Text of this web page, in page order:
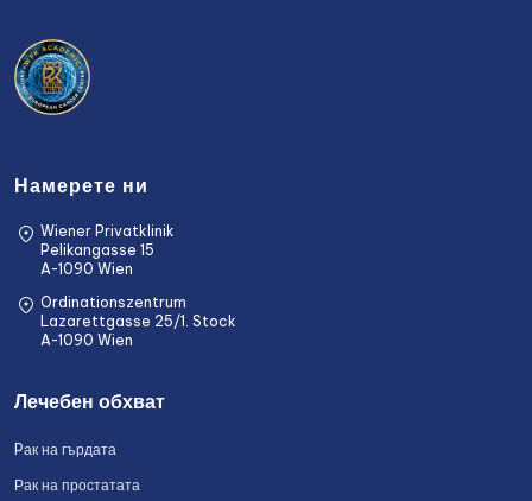
Намерете ни
Wiener Privatklinik
Pelikangasse 15
A-1090 Wien
Ordinationszentrum
Lazarettgasse 25/1. Stock
A-1090 Wien
Лечебен обхват
Pак на гърдата
Рак на простатата